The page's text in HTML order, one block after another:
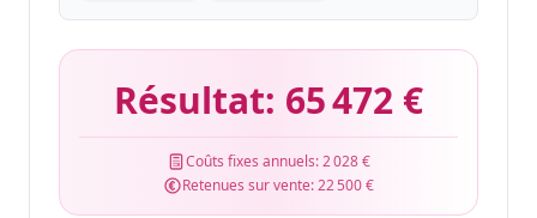
Résultat: 65 472 €
Coûts fixes annuels:2 028 €
Retenues sur vente:22 500 €